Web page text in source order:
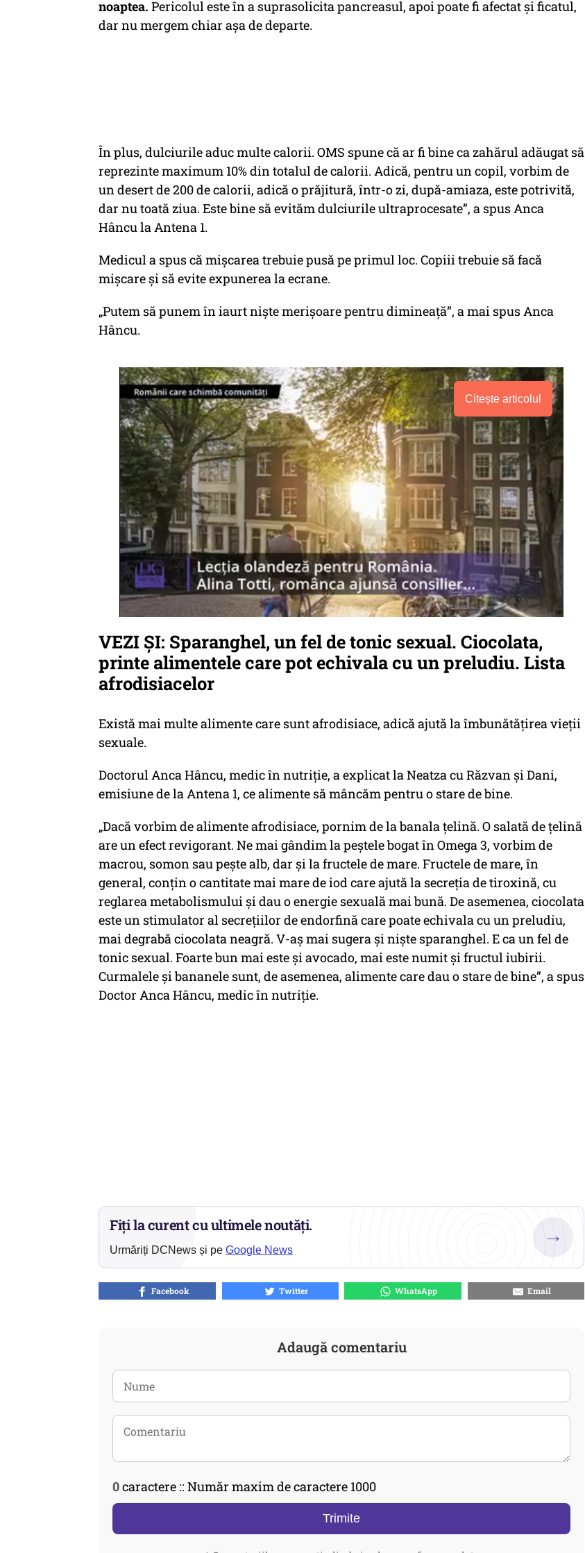
noaptea. Pericolul este în a suprasolicita pancreasul, apoi poate fi afectat și ficatul,
dar nu mergem chiar așa de departe.
În plus, dulciurile aduc multe calorii. OMS spune că ar fi bine ca zahărul adăugat să
reprezinte maximum 10% din totalul de calorii. Adică, pentru un copil, vorbim de
un desert de 200 de calorii, adică o prăjitură, într-o zi, după-amiaza, este potrivită,
dar nu toată ziua. Este bine să evităm dulciurile ultraprocesate”, a spus Anca
Hâncu la Antena 1.
Medicul a spus că mișcarea trebuie pusă pe primul loc. Copiii trebuie să facă
mișcare și să evite expunerea la ecrane.
„Putem să punem în iaurt niște merișoare pentru dimineață”, a mai spus Anca
Hâncu.
Citește articolul
VEZI ȘI: Sparanghel, un fel de tonic sexual. Ciocolata,
printe alimentele care pot echivala cu un preludiu. Lista
afrodisiacelor
Există mai multe alimente care sunt afrodisiace, adică ajută la îmbunătățirea vieții
sexuale.
Doctorul Anca Hâncu, medic în nutriție, a explicat la Neatza cu Răzvan și Dani,
emisiune de la Antena 1, ce alimente să mâncăm pentru o stare de bine.
„Dacă vorbim de alimente afrodisiace, pornim de la banala țelină. O salată de țelină
are un efect revigorant. Ne mai gândim la peștele bogat în Omega 3, vorbim de
macrou, somon sau pește alb, dar și la fructele de mare. Fructele de mare, în
general, conțin o cantitate mai mare de iod care ajută la secreția de tiroxină, cu
reglarea metabolismului și dau o energie sexuală mai bună. De asemenea, ciocolata
este un stimulator al secrețiilor de endorfină care poate echivala cu un preludiu,
mai degrabă ciocolata neagră. V-aș mai sugera și niște sparanghel. E ca un fel de
tonic sexual. Foarte bun mai este și avocado, mai este numit și fructul iubirii.
Curmalele și bananele sunt, de asemenea, alimente care dau o stare de bine”, a spus
Doctor Anca Hâncu, medic în nutriție.
Fiți la curent cu ultimele noutăți.
Urmăriți DCNews și pe Google News
→
Facebook Twitter WhatsApp Email
Adaugă comentariu
0caractere :: Număr maxim de caractere 1000
Trimite